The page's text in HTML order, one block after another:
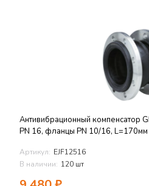
Антивибрационный компенсатор
PN 16, фланцы PN 10/16, L=170мм
Артикул: EJF12516
В наличии: 120 шт